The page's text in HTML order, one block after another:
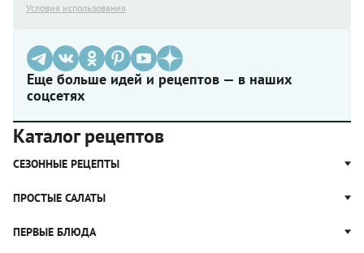
Условия использования
Еще больше идей и рецептов — в наших
соцсетях
Каталог рецептов
СЕЗОННЫЕ РЕЦЕПТЫ
Рецепты из капусты
Рецепты с грибами
ПРОСТЫЕ САЛАТЫ
Простые салаты
ПЕРВЫЕ БЛЮДА